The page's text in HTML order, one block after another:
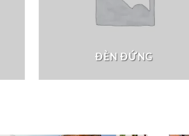
ĐÈN ĐỨNG